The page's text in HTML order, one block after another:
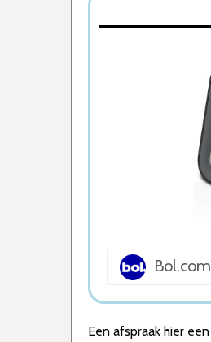
3. Nikkei
4. Qualitech
5. Hama
Wat is de beste
1. Beste
2. Goede Koop
3. Goede Prijs-
4. Compacte
5. Beste
Bol.com
Een afspraak hier